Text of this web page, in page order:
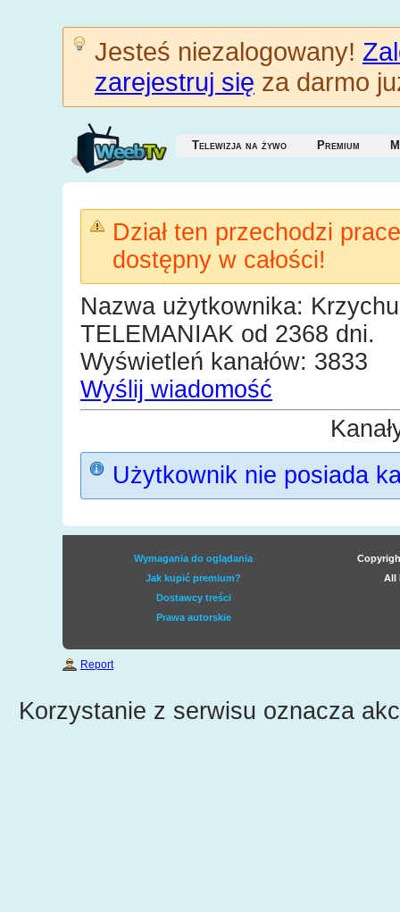
Jesteś niezalogowany!
zarejestruj się za darmo
Telewizja na żywo Premium
Dział ten przechodzi
dostępny w całości!
Nazwa użytkownika:
TELEMANIAK od 2368 dni.
Wyświetleń kanałów: 3833
Wyślij wiadomość
Użytkownik nie posiada
Wymagania do oglądania
Jak kupić premium?
Dostawcy treści
Prawa autorskie
All
Report
Korzystanie z serwisu oznacza